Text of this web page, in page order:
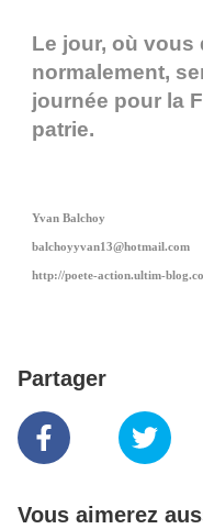
Le jour, où vous
normalement,
journée pour la
patrie.
Yvan Balchoy
balchoyyvan13@hotmail.com
http://poete-action.ultim-
Partager
Vous aimerez